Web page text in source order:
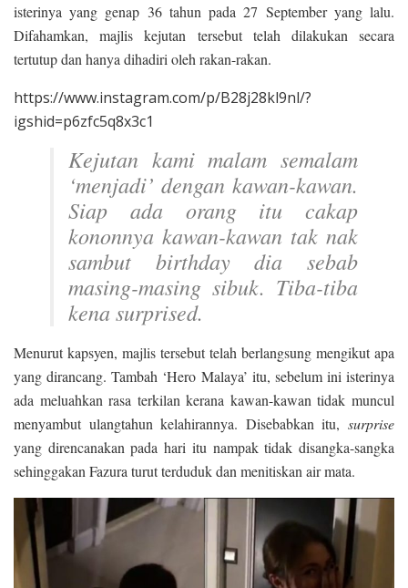
isterinya yang genap 36 tahun pada 27 September yang lalu.
Difahamkan, majlis kejutan tersebut telah dilakukan secara
tertutup dan hanya dihadiri oleh rakan-rakan.
https://www.instagram.com/p/B28j28kl9nl/?
igshid=p6zfc5q8x3c1
Kejutan kami malam semalam
‘menjadi’ dengan kawan-kawan.
Siap ada orang itu cakap
kononnya kawan-kawan tak nak
sambut birthday dia sebab
masing-masing sibuk. Tiba-tiba
kena surprised.
Menurut kapsyen, majlis tersebut telah berlangsung mengikut apa
yang dirancang. Tambah ‘Hero Malaya’ itu, sebelum ini isterinya
ada meluahkan rasa terkilan kerana kawan-kawan tidak muncul
menyambut ulangtahun kelahirannya. Disebabkan itu, surprise
yang direncanakan pada hari itu nampak tidak disangka-sangka
sehinggakan Fazura turut terduduk dan menitiskan air mata.